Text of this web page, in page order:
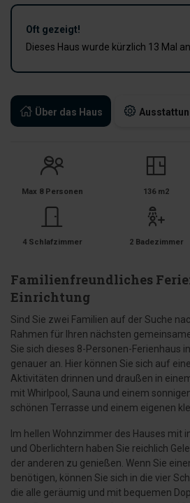
Über das Haus
Max 8 Personen 136 m2
4 Schlafzimmer 2 Badezimmer
Familienfreundliches
Einrichtung
Sind Sie zwei Familien auf der Suche
Rahmen für Ihren nächsten
Sie sich dieses 8-Personen-Ferienhaus
genauer an. Hier können Sie sich auf
Aktivitäten drinnen und draußen in
mit Whirlpool, Sauna und einem
schönen Terrasse und einem eigenen
Im hellen Wohnzimmer des Hauses mit
und Oberlichtern haben Sie reichlich
der anderen zu genießen. Wenn Sie
benötigen, können Sie sich in die vier
die alle geräumig und mit bequemen
Oft gezeigt!
Dieses Haus wurde kürzlich 13 Mal